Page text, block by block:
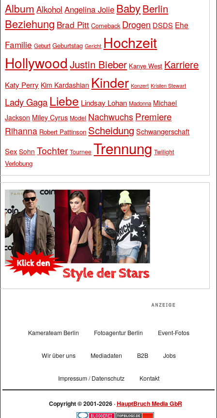
Album Alkohol Angelina Jolie BabyBerlin
Beziehung Brad Pitt Comeback Drogen DSDS Ehe
Familie Geburt Geburtstag Gericht Hochzeit
Hollywood Justin Bieber Kanye West Karriere
Katy Perry Kim Kardashian Kinder Konzert Kristen Stewart
Lady Gaga Liebe Lindsay Lohan Madonna Michael
Jackson Miley Cyrus Model Nachwuchs Premiere
Rihanna Robert Pattinson Scheidung Schwangerschaft
Sex Sohn Tochter Tournee Trennung Twilight
Verlobung
Kamerateam Berlin Fotoagentur Berlin Event-Fotos
Wir über uns Mediadaten B2B Jobs
Impressum / Datenschutz Kontakt
Copyright © 2001-2026 ·HauptBruch Media GbR